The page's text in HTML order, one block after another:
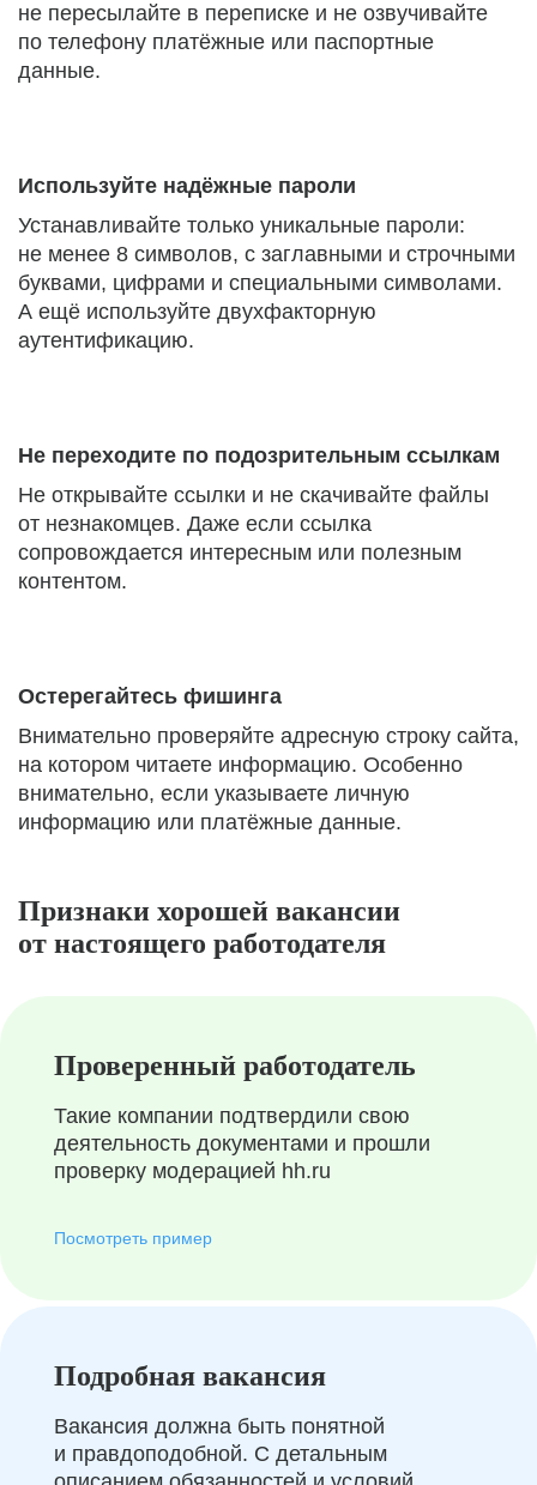
не пересылайте в переписке и не озвучивайте
по телефону платёжные или паспортные
данные.
Используйте надёжные пароли
Устанавливайте только уникальные пароли:
не менее 8 символов, с заглавными и строчными
буквами, цифрами и специальными символами.
А ещё используйте двухфакторную
аутентификацию.
Не переходите по подозрительным ссылкам
Не открывайте ссылки и не скачивайте файлы
от незнакомцев. Даже если ссылка
сопровождается интересным или полезным
контентом.
Остерегайтесь фишинга
Внимательно проверяйте адресную строку сайта,
на котором читаете информацию. Особенно
внимательно, если указываете личную
информацию или платёжные данные.
Признаки хорошей вакансии
от настоящего работодателя
Проверенный работодатель
Такие компании подтвердили свою
деятельность документами и прошли
проверку модерацией hh.ru
Посмотреть пример
Подробная вакансия
Вакансия должна быть понятной
и правдоподобной. С детальным